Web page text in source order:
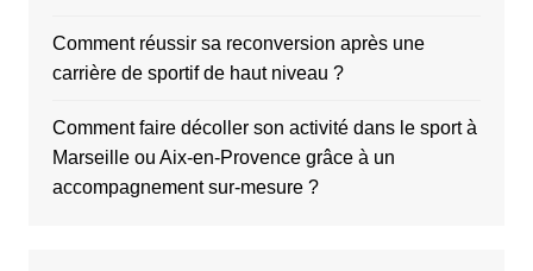
Comment réussir sa reconversion après une
carrière de sportif de haut niveau ?
Comment faire décoller son activité dans le sport à
Marseille ou Aix-en-Provence grâce à un
accompagnement sur-mesure ?